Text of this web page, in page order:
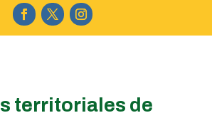
territoriales de